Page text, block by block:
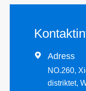
 Adress
NO.260,
distriktet,